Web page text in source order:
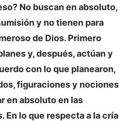
No buscan en absoluto,
y no tienen para
de Dios. Primero
y, después, actúan y
con lo que planearon,
figuraciones y nociones
en absoluto en las
En lo que respecta a la cría